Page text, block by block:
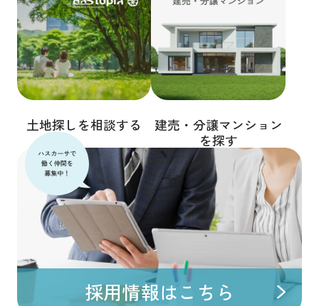
土地探しを相談する
建売・分譲マンション
を探す
採用情報はこちら